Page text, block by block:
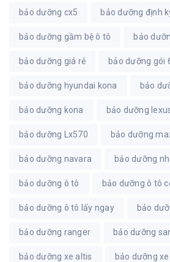
bảo dưỡng cx5 bảo dưỡng định
bảo dưỡng gầm bệ ô tô bảo
bảo dưỡng giá rẻ bảo dưỡng gói
bảo dưỡng hyundai kona bảo
bảo dưỡng kona bảo dưỡng
bảo dưỡng Lx570 bảo dưỡng
bảo dưỡng navara bảo dưỡng
bảo dưỡng ô tô bảo dưỡng ô tô
bảo dưỡng ô tô lấy ngay bảo
bảo dưỡng ranger bảo dưỡng
bảo dưỡng xe altis bảo dưỡng